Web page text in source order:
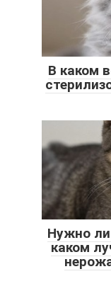
В каком
Нужно ли
каком